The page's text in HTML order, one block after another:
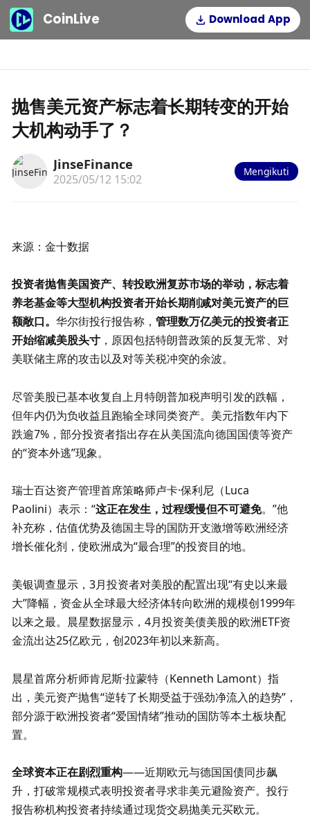
CoinLive Download App
抛售美元资产标志着长期转变的开始
大机构动手了？
JinseFinance
2025/05/12 15:02
Mengikuti
来源：金十数据
投资者抛售美国资产、转投欧洲复苏市场的举动 ，标志着
养老基金等大型机构投资者开始长期削减对美元资产的巨
额敞口。华尔街投行报告称，管理数万亿美元的投资者正
开始缩减美股头寸 ，原因包括特朗普政策的反复无常、对
美联储主席的攻击以及对等关税冲突的余波。
尽管美股已基本收复自上月特朗普加税声明引发的跌幅，
但年内仍为负收益且跑输全球同类资产。美元指数年内下
跌逾7%，部分投资者指出存在从美国流向德国国债等资产
的“资本外逃”现象。
瑞士百达资产管理首席策略师卢卡·保利尼（Luca
Paolini）表示：“这正在发生，过程缓慢但不可避免。”他
补充称，估值优势及德国主导的国防开支激增等欧洲经济
增长催化剂，使欧洲成为“最合理”的投资目的地。
美银调查显示，3月投资者对美股的配置出现“有史以来最
大”降幅，资金从全球最大经济体转向欧洲的规模创1999年
以来之最。晨星数据显示，4月投资美债美股的欧洲ETF资
金流出达25亿欧元，创2023年初以来新高。
晨星首席分析师肯尼斯·拉蒙特（Kenneth Lamont）指
出，美元资产抛售“逆转了长期受益于强劲净流入的趋势”，
部分源于欧洲投资者“爱国情绪”推动的国防等本土板块配
置。
全球资本正在剧烈重构——近期欧元与德国国债同步飙
升，打破常规模式表明投资者寻求非美元避险资产。投行
报告称机构投资者持续通过现货交易抛美元买欧元。